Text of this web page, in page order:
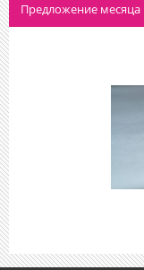
Предложение месяца